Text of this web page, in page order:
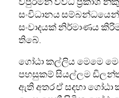
සංවිධානය
සංවාදයක් නිර්මාණය
තිබේ.
ගෝඨා කල්ලිය මෙමෙ
පහසුකම් සියල්ලම
ඇති අතර ඒ සදහා